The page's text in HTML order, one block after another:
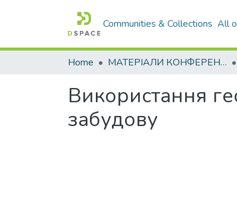
Communities & Collections All
Home МАТЕРІАЛИ КОНФЕРЕНЦІЙ
Використання
забудову